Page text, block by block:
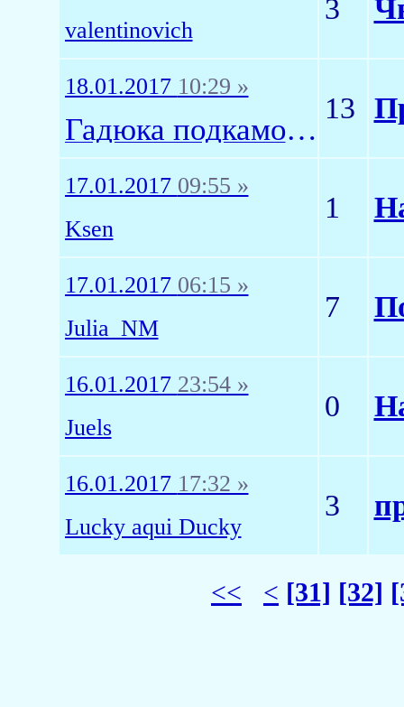
valentinovich
3
18.01.2017 10:29 »
Гадюка подкамодная
13
17.01.2017 09:55 »
Ksen
1
17.01.2017 06:15 »
Julia_NM
7
16.01.2017 23:54 »
Juels
0
16.01.2017 17:32 »
Lucky aqui Ducky
3
<< < [31] [32]